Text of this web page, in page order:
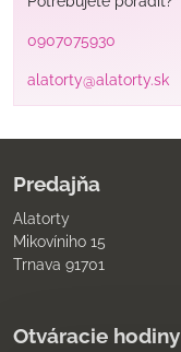
0907075930
alatorty@alatorty.sk
Predajňa
Alatorty
Mikovíniho 15
Trnava 91701
Otváracie hodiny